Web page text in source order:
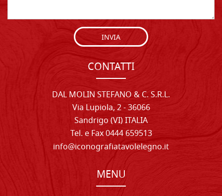
INVIA
CONTATTI
DAL MOLIN STEFANO & C. S.R.L.
Via Lupiola, 2 - 36066
Sandrigo (VI) ITALIA
Tel. e Fax 0444 659513
info@iconografiatavolelegno.it
MENU